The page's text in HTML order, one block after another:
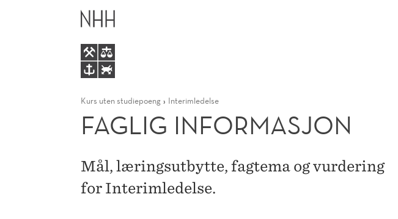
FAGLIG
INFORMASJON
Kurs uten studiepoeng Interimledelse
FAGLIG INFORMASJON
Mål, læringsutbytte, fagtema og vurdering
for Interimledelse.